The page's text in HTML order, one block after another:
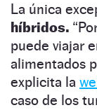
La única
híbridos.
puede viajar
alimentados
explicita la
caso de los